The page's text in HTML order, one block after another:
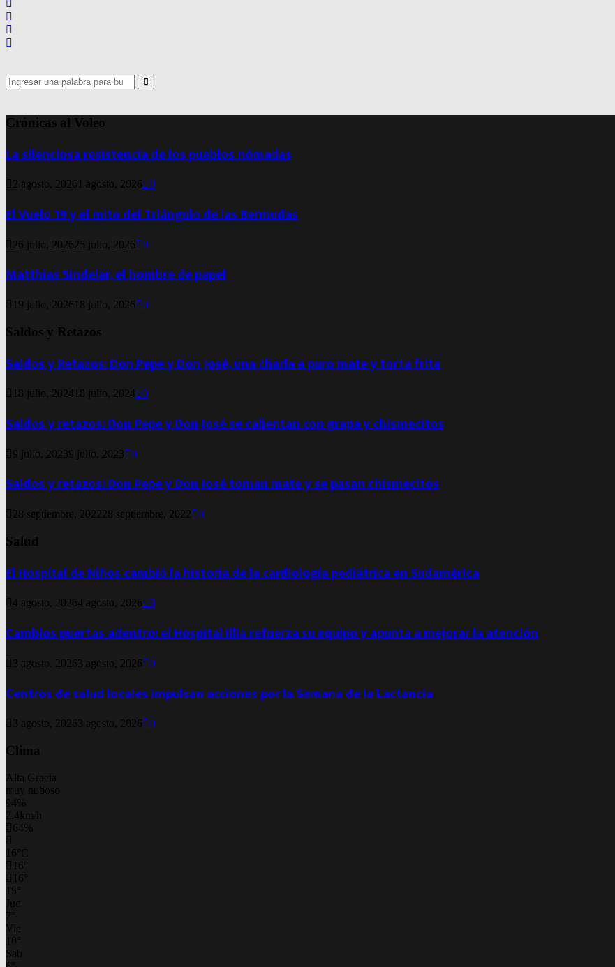
Search
for:
Search
Crónicas al Voleo
La silenciosa resistencia de los pueblos nómadas
2 agosto, 2026 1 agosto, 2026 0
El Vuelo 19 y el mito del Triángulo de las Bermudas
26 julio, 2026 25 julio, 2026 0
Matthias Sindelar, el hombre de papel
19 julio, 2026 18 julio, 2026 0
Saldos y Retazos
Saldos y Retazos: Don Pepe y Don José, una charla a puro mate y torta frita
18 julio, 2024 18 julio, 2024 0
Saldos y retazos: Don Pepe y Don José se calientan con grapa y chismecitos
9 julio, 20239 julio, 2023 0
Saldos y retazos: Don Pepe y Don José toman mate y se pasan chismecitos
28 septiembre, 2022 28 septiembre, 2022 0
Salud
El Hospital de Niños cambió la historia de la cardiología pediátrica en Sudamérica
4 agosto, 20264 agosto, 2026 0
Cambios puertas adentro: el Hospital Illia refuerza su equipo y apunta a mejorar la atención
3 agosto, 2026 3 agosto, 2026 0
Centros de salud locales impulsan acciones por la Semana de la Lactancia
3 agosto, 2026 3 agosto, 2026 0
Clima
Alta Gracia
muy nuboso
94%
2.4km/h
64%
16 C
16
16
15
Jue
7
Vie
10
Sab